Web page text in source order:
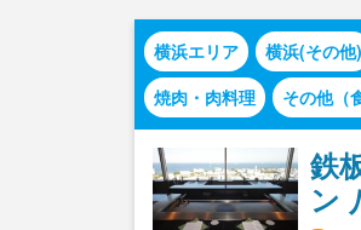
横浜エリア 横浜(その他)
焼肉・肉料理
その他（
鉄
ン